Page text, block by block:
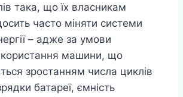
така, що їх власникам
часто міняти системи
– адже за умови
машини, що
зростанням числа циклів
батареї, ємність